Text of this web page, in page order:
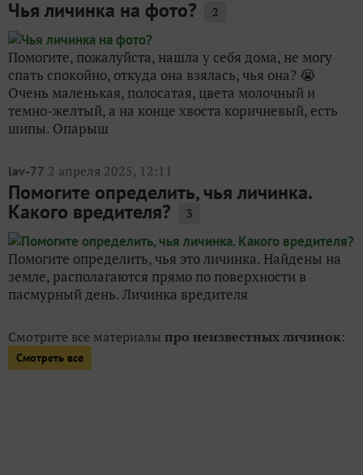
Чья личинка на фото? 2
Помогите, пожалуйста, нашла у себя дома, не могу
спать спокойно, откуда она взялась, чья она? 😭
Очень маленькая, полосатая, цвета молочный и
темно-желтый, а на конце хвоста коричневый, есть
шипы. Опарыш
lav-77 2 апреля 2025, 12:11
Помогите определить, чья личинка.
Какого вредителя? 3
Помогите определить, чья это личинка. Найдены на
земле, располагаются прямо по поверхности в
пасмурный день. Личинка вредителя
Смотрите все материалы про неизвестных личинок:
Смотреть все